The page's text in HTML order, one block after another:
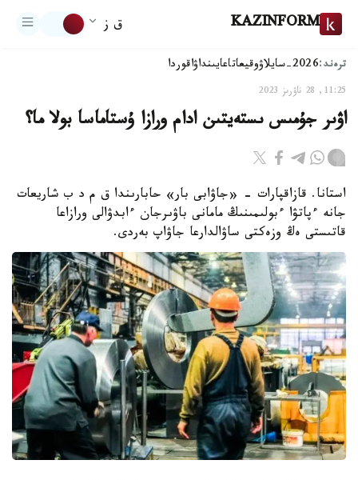
KAZINFORM ق ز
ترەند:2026-سايلاۋ وقيعاتاعايىنداۋاقوردا
11:25, 28 ناۋرىز 2023
اۋىر جۇمىس ىستەيتىن ادام ورازا ۇستاماسا بولا ما؟
استانا. قازاقپارات - «جاۋابى بار» حابارىندا ق م د ب شاريعات
جانە ءپاتۋا ءبولىمىنىڭ مامانى باۋىرجان ءابدۋالى ورازاعا
قاتىستى ەڭ وزەكتى ساۋالدارعا جاۋاپ بەردى.